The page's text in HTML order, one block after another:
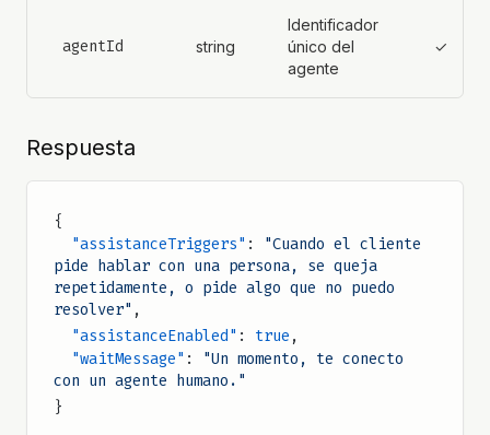
agentId string
Identificador
único del
agente
✓
Respuesta
{
  "assistanceTriggers"
:
"Cuando el cliente
pide hablar con una persona, se queja
repetidamente, o pide algo que no puedo
resolver" ,
  "assistanceEnabled"
: true ,
  "waitMessage"
:
"Un momento, te conecto
con un agente humano."
}